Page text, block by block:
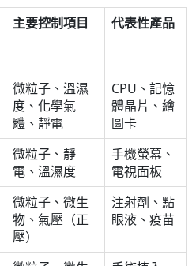
主要控制項目 代表性產品
微粒子、溫濕
度、化學氣
體、靜電
CPU、記憶
體晶片、繪
圖卡
微粒子、靜
電、溫濕度
手機螢幕、
電視面板
微粒子、微生
物、氣壓（正
壓）
注射劑、點
眼液、疫苗